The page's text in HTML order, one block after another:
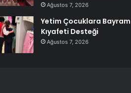
Ağustos 7, 2026
Yetim Çocuklara Bayram
Kıyafeti Desteği
Ağustos 7, 2026